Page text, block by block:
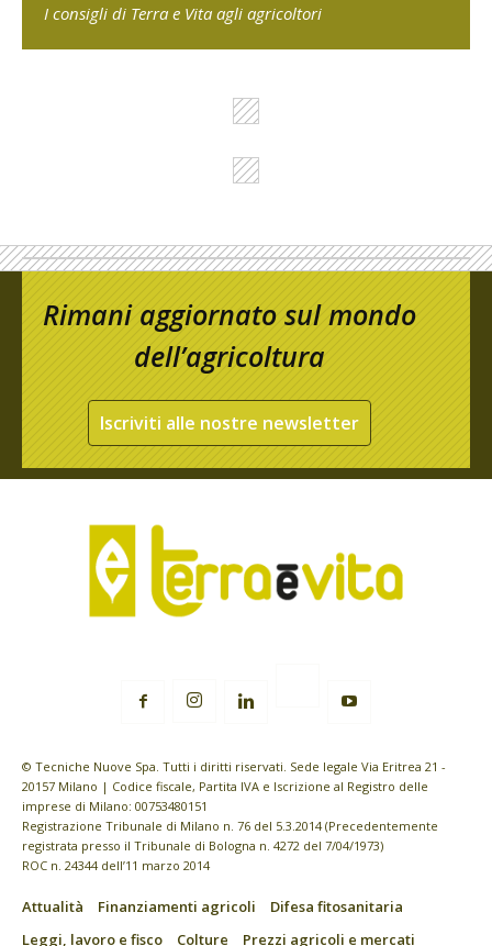
I consigli di Terra e Vita agli agricoltori
Rimani aggiornato sul mondo
dell’agricoltura
Iscriviti alle nostre newsletter
© Tecniche Nuove Spa. Tutti i diritti riservati. Sede legale Via Eritrea 21 -
20157 Milano | Codice fiscale, Partita IVA e Iscrizione al Registro delle
imprese di Milano: 00753480151
Registrazione Tribunale di Milano n. 76 del 5.3.2014 (Precedentemente
registrata presso il Tribunale di Bologna n. 4272 del 7/04/1973)
ROC n. 24344 dell’11 marzo 2014
Attualità Finanziamenti agricoli
Difesa fitosanitaria
Leggi, lavoro e fisco
Colture
Prezzi agricoli e mercati